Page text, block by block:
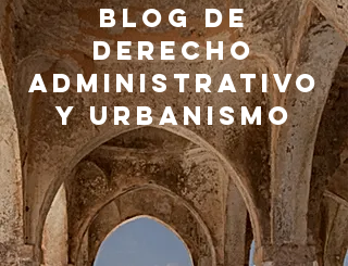
BLOG DE
DERECHO
ADMINISTRATIVO
Y URBANISMO